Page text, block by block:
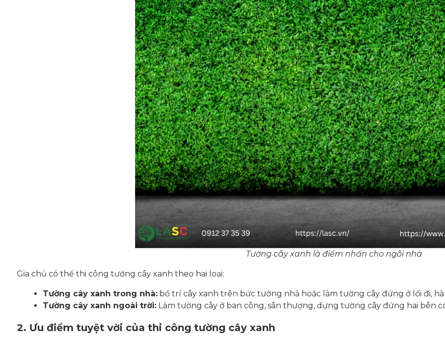
Tường cây xanh là điểm nhấn cho ngôi nhà
Gia chủ có thể thi công tường cây xanh theo hai loại:
Tường cây xanh trong nhà: bố trí cây xanh trên bức tường nhà hoặc làm tường cây đứng ở lối đi,
Tường cây xanh ngoài trời: Làm tường cây ở ban công, sân thượng, dựng tường cây đứng hai bên
2. Ưu điểm tuyệt vời của thi công tường cây xanh